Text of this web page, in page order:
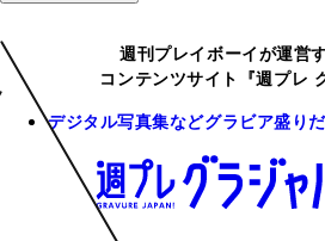
週刊プレイボーイが運営
コンテンツサイト『週プレ
デジタル写真集などグラビア盛り